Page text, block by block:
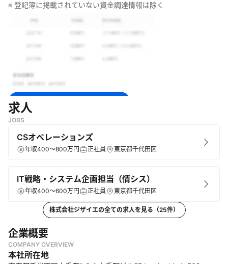
※ 登記簿に掲載されていない資金調達情報は除く
無料で登録して続きを見る
求人
JOBS
CSオペレーションズ
年収400～800万円 正社員 東京都千代田区
IT戦略・システム企画担当（情シス）
年収400～600万円 正社員 東京都千代田区
株式会社ジザイエの全ての求人を見る（25件）
企業概要
COMPANY OVERVIEW
本社所在地